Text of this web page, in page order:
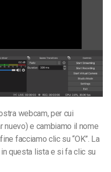
webcam, per cui
nuevo) e cambiamo il nome
facciamo clic su “OK”. La
questa lista e si fa clic su